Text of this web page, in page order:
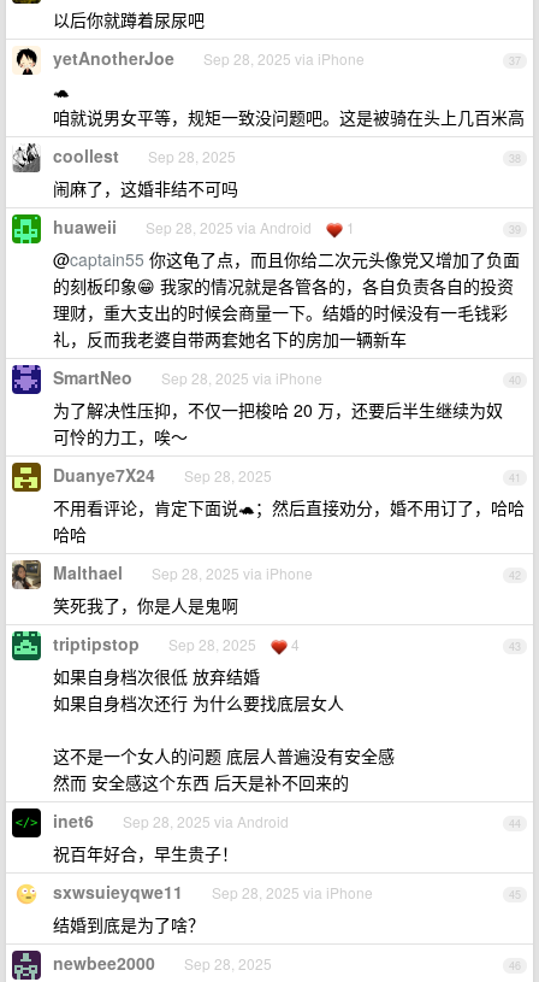
以后你就蹲着尿尿吧
37
yetAnotherJoe Sep 28, 2025 via iPhone
🐢
咱就说男女平等，规矩一致没问题吧。这是被骑在头上几百米高
38
coollest Sep 28, 2025
闹麻了，这婚非结不可吗
39
huaweii Sep 28, 2025 via Android 1
@captain55 你这龟了点，而且你给二次元头像党又增加了负面
的刻板印象😁 我家的情况就是各管各的，各自负责各自的投资
理财，重大支出的时候会商量一下。结婚的时候没有一毛钱彩
礼，反而我老婆自带两套她名下的房加一辆新车
40
SmartNeo Sep 28, 2025 via iPhone
为了解决性压抑，不仅一把梭哈 20 万，还要后半生继续为奴
可怜的力工，唉～
41
Duanye7X24 Sep 28, 2025
不用看评论，肯定下面说🐢；然后直接劝分，婚不用订了，哈哈
哈哈
42
Malthael Sep 28, 2025 via iPhone
笑死我了，你是人是鬼啊
43
triptipstop Sep 28, 2025 4
如果自身档次很低 放弃结婚
如果自身档次还行 为什么要找底层女人
这不是一个女人的问题 底层人普遍没有安全感
然而 安全感这个东西 后天是补不回来的
44
inet6 Sep 28, 2025 via Android
祝百年好合，早生贵子！
45
sxwsuieyqwe11 Sep 28, 2025 via iPhone
结婚到底是为了啥？
46
newbee2000 Sep 28, 2025